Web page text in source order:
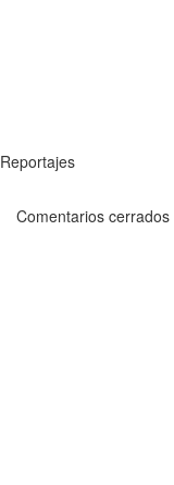
Reportajes
Comentarios cerrados